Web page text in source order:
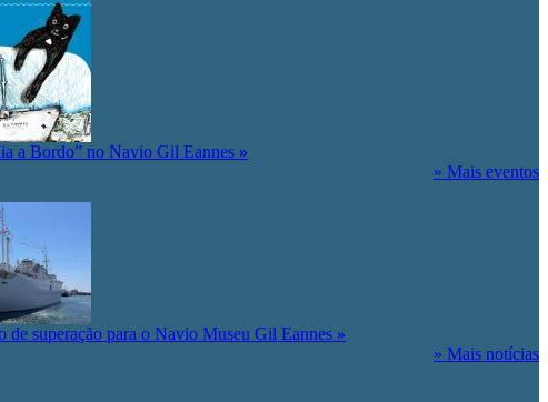
a Bordo” no Navio Gil Eannes »
» Mais eventos
de superação para o Navio Museu Gil Eannes »
» Mais notícias